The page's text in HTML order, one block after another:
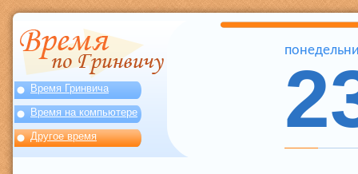
Время Гринвича
Время на компьютере
Другое время